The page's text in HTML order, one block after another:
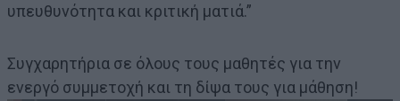
υπευθυνότητα και κριτική ματιά.”
Συγχαρητήρια σε όλους τους μαθητές για την
ενεργό συμμετοχή και τη δίψα τους για μάθηση!